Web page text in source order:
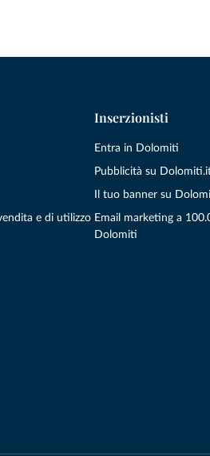
e di utilizzo
Inserzionisti
Entra in Dolomiti
Pubblicità su
Il tuo banner su
Email marketing a
Dolomiti